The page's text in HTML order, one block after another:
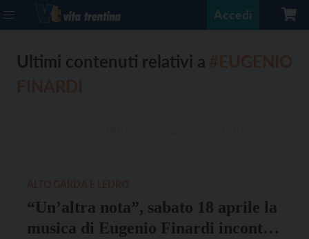
Accedi
Ultimi contenuti relativi a
“Un’altra nota”, sabato 18 aprile la
musica di Eugenio Finardi incontra